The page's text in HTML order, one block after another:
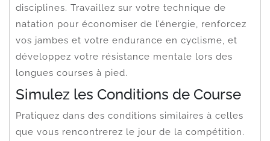
disciplines. Travaillez sur votre technique de
natation pour économiser de l’énergie, renforcez
vos jambes et votre endurance en cyclisme, et
développez votre résistance mentale lors des
longues courses à pied.
Simulez les Conditions de Course
Pratiquez dans des conditions similaires à celles
que vous rencontrerez le jour de la compétition.